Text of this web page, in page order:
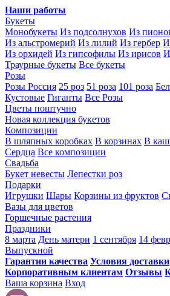
Наши работы
Букеты
Монобукеты Из подсолнухов Из
Из альстромерий Из лилий Из гербер
Из орхидей Из гипсофилы Из ирисов
Траурные букеты Все букеты
Розы
Розы Россия 25 роз 51 роза 101 роза
Кустовые Гиганты Все Розы
Цветы поштучно
Новая коллекция букетов
Композиции
В шляпных коробках В корзинах В
Сердца Все композиции
Свадьба
Букет невесты Лепестки роз
Подарки
Игрушки Шары Корзины из фруктов
Вазы для цветов
Горшечные растения
Праздники
8 марта День матери 1 сентября 14
Выпускной
Гарантии качества Условия доставки
Корпоративным клиентам Отзывы
Ваша корзина Вход